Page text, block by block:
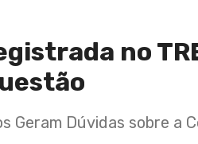
no
Geram Dúvidas sobre a